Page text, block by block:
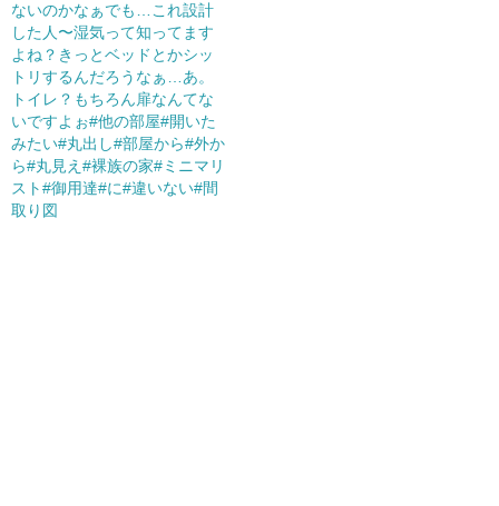
ないのかなぁでも…これ設計
した人〜湿気って知ってます
よね？きっとベッドとかシッ
トリするんだろうなぁ…あ。
トイレ？もちろん扉なんてな
いですよぉ#他の部屋#開いた
みたい#丸出し#部屋から#外か
ら#丸見え#裸族の家#ミニマリ
スト#御用達#に#違いない#間
取り図